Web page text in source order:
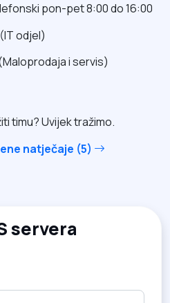
pon-pet 8:00 do 16:00
(IT odjel)
i servis)
timu? Uvijek tražimo.
natječaje (5)
servera